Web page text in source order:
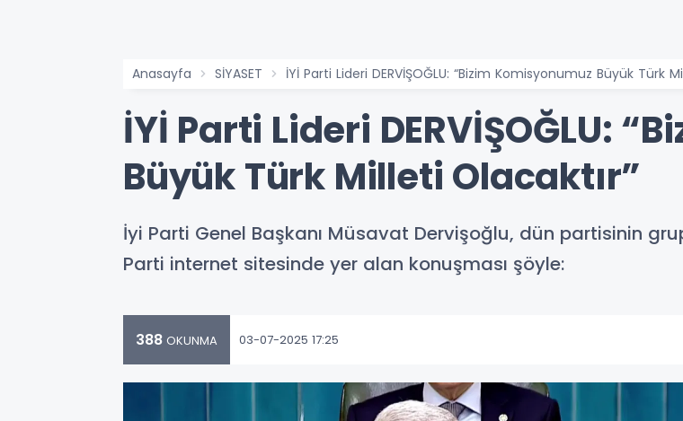
Anasayfa SİYASET İYİ Parti Lideri DERVİŞOĞLU: “Bizim Komisyonumuz Büyük Türk
İYİ Parti Lideri DERVİŞOĞLU:
Büyük Türk Milleti Olacaktır”
İyi Parti Genel Başkanı Müsavat Dervişoğlu, dün partisinin
Parti internet sitesinde yer alan konuşması şöyle:
388 OKUNMA 03-07-2025 17:25